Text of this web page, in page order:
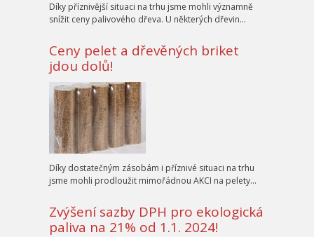
Díky příznivější situaci na trhu jsme mohli významně
snížit ceny palivového dřeva. U některých dřevin…
Ceny pelet a dřevěných briket
jdou dolů!
Díky dostatečným zásobám i příznivé situaci na trhu
jsme mohli prodloužit mimořádnou AKCI na pelety…
Zvýšení sazby DPH pro ekologická
paliva na 21% od 1.1. 2024!